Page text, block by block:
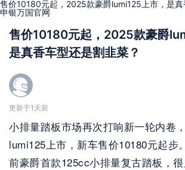
售价10180元起，2025款豪爵lumi125上市，是
申银万国官网
售价10180元起，2025款豪爵
是真香车型还是割韭菜？
更新于1天前
小排量踏板市场再次打响新一轮内卷
lumi125上市，新车售价10180元起步
前豪爵首款125cc小排量复古踏板，